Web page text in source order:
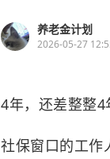
养老金计划
2026-05-27
4年，还差整整4
社保窗口的工作